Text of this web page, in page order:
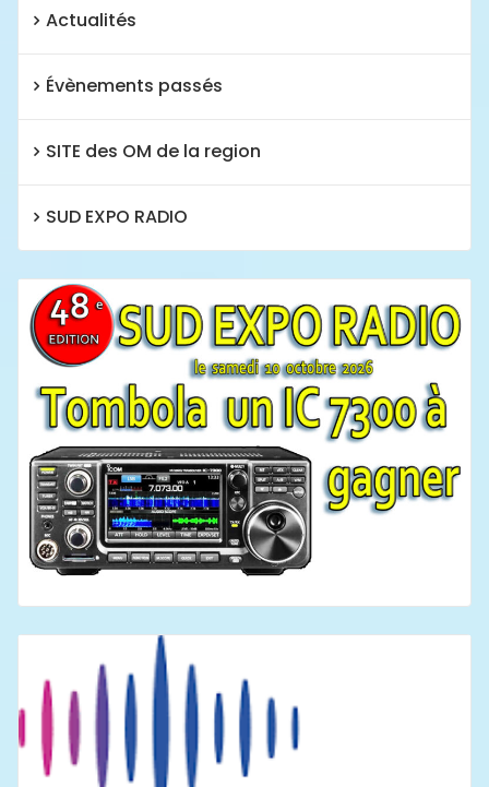
Actualités
Évènements passés
SITE des OM de la region
SUD EXPO RADIO